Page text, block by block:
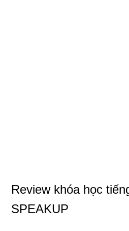
Review khóa học
SPEAKUP